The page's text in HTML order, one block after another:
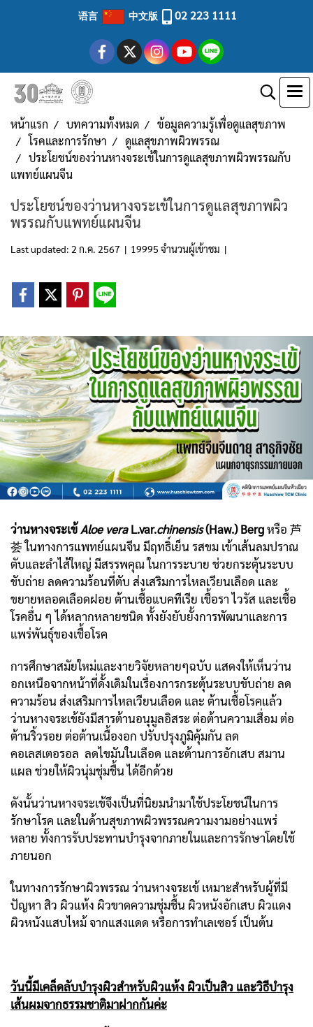
语言 中文版 02 223 1111
หน้าแรก บทความทั้งหมด
ข้อมูลความรู้เพื่อดูแลสุขภาพ
โรคและการรักษา
ดูแลสุขภาพผิวพรรณ
ประโยชน์ของว่านหางจระเข้ในการดูแลสุขภาพผิวพรรณกับ
แพทย์แผนจีน
ประโยชน์ของว่านหางจระเข้ในการดูแลสุขภาพผิว
พรรณกับแพทย์แผนจีน
Last updated: 2 ก.ค. 2567 | 19995 จำนวนผู้เข้าชม |
ว่านหางจระเข้Aloe veraL.var.chinensis(Haw.) Bergหรือ 芦
荟 ในทางการแพทย์แผนจีน มีฤทธิ์เย็น รสขม เข้าเส้นลมปราณ
ตับและลำไส้ใหญ่ มีสรรพคุณ ในการระบาย ช่วยกระตุ้นระบบ
ขับถ่าย ลดความร้อนที่ตับ ส่งเสริมการไหลเวียนเลือด และ
ขยายหลอดเลือดฝอย ต้านเชื้อแบคทีเรีย เชื้อรา ไวรัส และเชื้อ
โรคอื่น ๆ ได้หลากหลายชนิด ทั้งยังยับยั้งการพัฒนาและการ
แพร่พันธุ์ของเชื้อโรค
การศึกษาสมัยใหม่และงายวิจัยหลายๆฉบับ แสดงให้เห็นว่าน
อกเหนือจากหน้าที่ดั้งเดิมในเรื่องการกระตุ้นระบบขับถ่าย ลด
ความร้อน ส่งเสริมการไหลเวียนเลือด และ ต้านเชื้อโรคแล้ว
ว่านหางจระเข้ยังมีสารต้านอนุมูลอิสระ ต่อต้านความเสื่อม ต่อ
ต้านริ้วรอย ต่อต้านเนื้องอก ปรับปรุงภูมิคุ้มกัน ลด
คอเลสเตอรอล ลดไขมันในเลือด และต้านการอักเสบ สมาน
แผล ช่วยให้ผิวนุ่มชุ่มชื้น ได้อีกด้วย
ดังนั้นว่านหางจระเข้จึงเป็นที่นิยมนำมาใช้ประโยชน์ในการ
รักษาโรค และในด้านสุขภาพผิวพรรณความงามอย่างแพร่
หลาย ทั้งการรับประทานบำรุงจากภายในและการรักษาโดยใช้
ภายนอก
ในทางการรักษาผิวพรรณ ว่านหางจระเข้ เหมาะสำหรับผู้ที่มี
ปัญหา สิว ผิวแห้ง ผิวขาดความชุ่มชื้น ผิวหนังอักเสบ ผิวแดง
ผิวหนังแสบไหม้ จากแสงแดด หรือการทำเลเซอร์ เป็นต้น
วันนี้มีเคล็ดลับบำรุงผิวสำหรับผิวแห้ง ผิวเป็นสิว และวิธีบำรุง
เส้นผมจากธรรมชาติมาฝากกันค่ะ